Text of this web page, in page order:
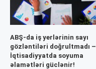
ABŞ-da iş yerlərinin sayı
gözləntiləri doğrultmadı –
İqtisadiyyatda soyuma
əlamətləri güclənir!